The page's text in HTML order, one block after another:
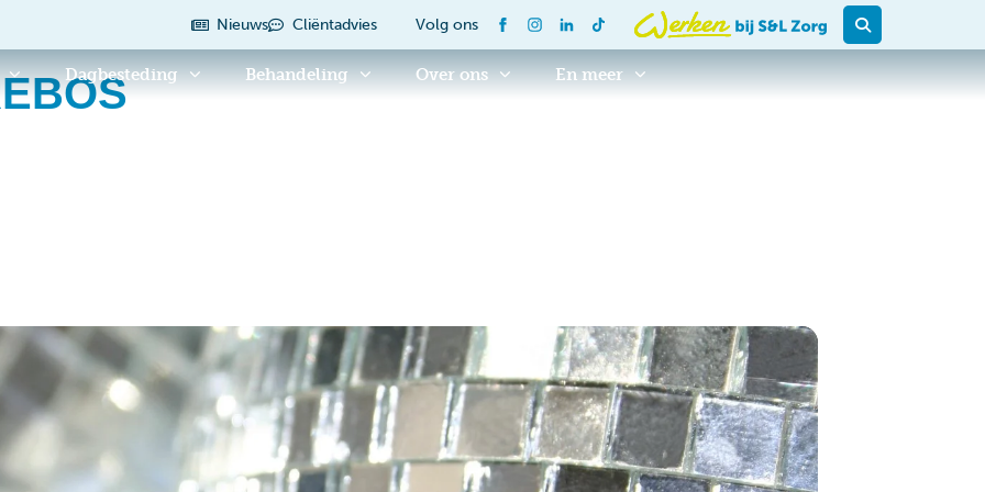
Nieuws Cliëntadvies Volg ons
Dagbesteding Behandeling Over ons En meer